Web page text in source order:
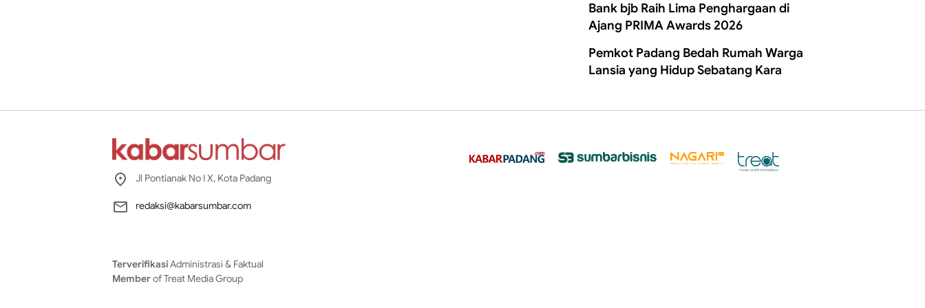
Bank bjb Raih Lima Penghargaan di
Ajang PRIMA Awards 2026
Pemkot Padang Bedah Rumah Warga
Lansia yang Hidup Sebatang Kara
Jl Pontianak No I X, Kota Padang
redaksi@kabarsumbar.com
TerverifikasiAdministrasi & Faktual
Memberof Treat Media Group